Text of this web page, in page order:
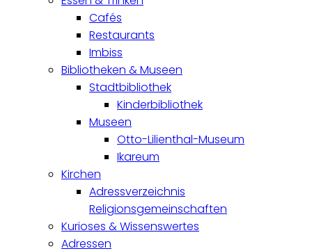
Cafés
Restaurants
Imbiss
Bibliotheken & Museen
Stadtbibliothek
Kinderbibliothek
Museen
Otto-Lilienthal-Museum
Ikareum
Kirchen
Adressverzeichnis
Religionsgemeinschaften
Kurioses & Wissenswertes
Adressen